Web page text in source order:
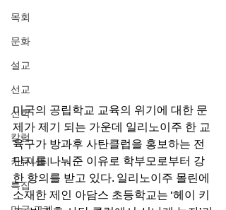
목회
문화
설교
선교
신학
칼럼
커뮤니티
특집
미국의 공립학교 교육의 위기에 대한 문
제가 제기 되는 가운데 일리노이주 한 교
육구가 방과후 사탄클럽을 홍보하는 전
단지를 나눠준 이유로 학부모로부터 강
한 항의를 받고 있다. 일리노이주 몰린에
소재한 제인 아담스 초등학교는 ‘헤이 키